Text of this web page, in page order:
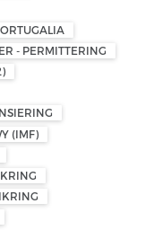
- PERMITTERING
(IMF)